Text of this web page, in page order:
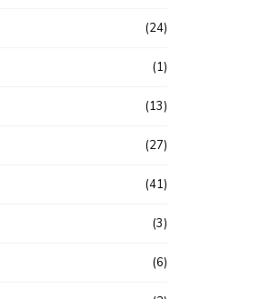
(24)
(1)
(13)
(27)
(41)
(3)
(6)